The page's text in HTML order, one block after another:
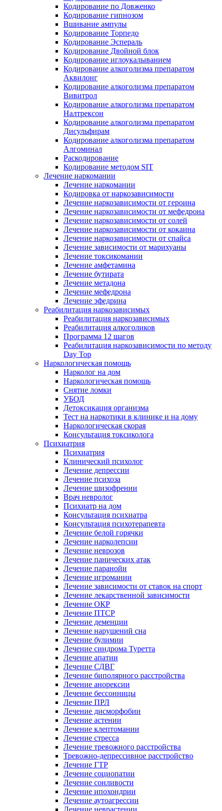
Кодирование по Довженко
Кодирование гипнозом
Вшивание ампулы
Кодирование Торпедо
Кодирование Эспераль
Кодирование Двойной блок
Кодирование иглоукалыванием
Кодирование алкоголизма препаратом
Аквилонг
Кодирование алкоголизма препаратом
Вивитрол
Кодирование алкоголизма препаратом
Налтрексон
Кодирование алкоголизма препаратом
Дисульфирам
Кодирование алкоголизма препаратом
Алгоминал
Раскодирование
Кодирование методом SIT
Лечение наркомании
Лечение наркомании
Кодировка от наркозависимости
Лечение наркозависимости от героина
Лечение наркозависимости от мефедрона
Лечение наркозависимости от солей
Лечение наркозависимости от кокаина
Лечение наркозависимости от спайса
Лечение зависимости от марихуаны
Лечение токсикомании
Лечение амфетамина
Лечение бутирата
Лечение метадона
Лечение мефедрона
Лечение эфедрина
Реабилитация наркозависимых
Реабилитация наркозависимых
Реабилитация алкоголиков
Программа 12 шагов
Реабилитация наркозависимости по методу
Day Top
Наркологическая помощь
Нарколог на дом
Наркологическая помощь
Снятие ломки
УБОД
Детоксикация организма
Тест на наркотики в клинике и на дому
Наркологическая скорая
Консультация токсиколога
Психиатрия
Психиатрия
Клинический психолог
Лечение депрессии
Лечение психоза
Лечение шизофрении
Врач невролог
Психиатр на дом
Консультация психиатра
Консультация психотерапевта
Лечение белой горячки
Лечение нарколепсии
Лечение неврозов
Лечение панических атак
Лечение паранойи
Лечение игромании
Лечение зависимости от ставок на спорт
Лечение лекарственной зависимости
Лечение ОКР
Лечение ПТСР
Лечение деменции
Лечение нарушений сна
Лечение булимии
Лечение синдрома Туретта
Лечение апатии
Лечение СДВГ
Лечение биполярного расстройства
Лечение анорексии
Лечение бессонницы
Лечение ПРЛ
Лечение дисморфобии
Лечение астении
Лечение клептомании
Лечение стресса
Лечение тревожного расстройства
Тревожно-депрессивное расстройство
Лечение ГТР
Лечение социопатии
Лечение сонливости
Лечение ипохондрии
Лечение аутоагрессии
Лечение неврастении